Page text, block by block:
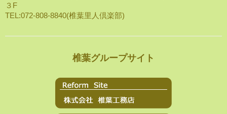
３F
TEL:072-808-8840(椎葉里人倶楽部)
椎葉グループサイト